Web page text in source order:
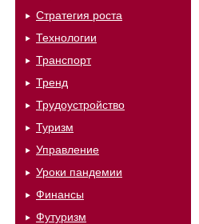
Стратегия роста
Технологии
Транспорт
Тренд
Трудоустройство
Туризм
Управление
Уроки пандемии
Финансы
Футуризм